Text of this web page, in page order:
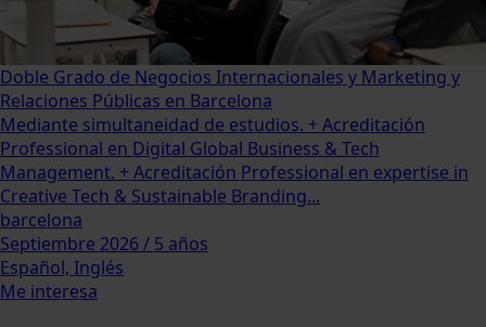
Doble Grado de Negocios Internacionales y Marketing y
Relaciones Públicas en Barcelona
Mediante simultaneidad de estudios. + Acreditación
Professional en Digital Global Business & Tech
Management. + Acreditación Professional en expertise in
Creative Tech & Sustainable Branding...
barcelona
Septiembre 2026 / 5 años
Español, Inglés
Me interesa